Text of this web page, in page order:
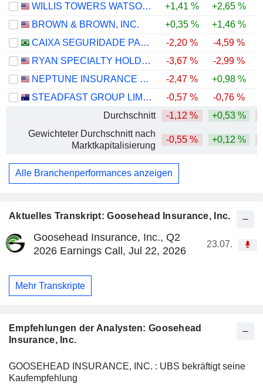
Aktuelles Transkript: Goosehead Insurance, Inc.
Goosehead Insurance, Inc., Q2
2026 Earnings Call, Jul 22, 2026
23.07.
Mehr Transkripte
Empfehlungen der Analysten: Goosehead
Insurance, Inc.
GOOSEHEAD INSURANCE, INC. : UBS bekräftigt seine
Kaufempfehlung
WILLIS TOWERS WATSON PUBLIC LIMITED COMPANY
+1,41 % +2,65 %
BROWN & BROWN, INC.
+0,35 % +1,46 %
CAIXA SEGURIDADE PARTICIPAÇÕES S.A.
-2,20 % -4,59 %
RYAN SPECIALTY HOLDINGS, INC.
-3,67 % -2,99 %
NEPTUNE INSURANCE HOLDINGS INC.
-2,47 %
+0,98 %
STEADFAST GROUP LIMITED
-0,57 % -0,76 %
Durchschnitt
-1,12 % +0,53 %
Gewichteter Durchschnitt nach
Marktkapitalisierung
-0,55 % +0,12 %
Alle Branchenperformances anzeigen